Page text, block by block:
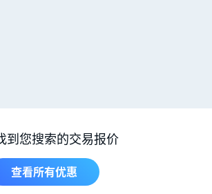
到您搜索的交易报价
查看所有优惠